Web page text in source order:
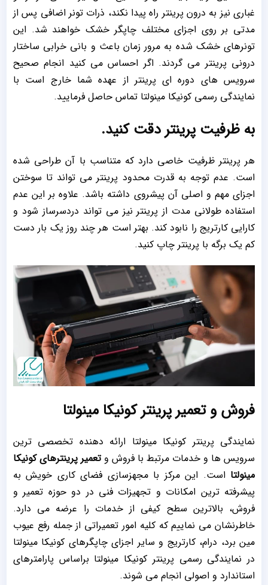
غباری نیز به درون پرینتر راه پیدا نکند، ذرات تونر اضافی پس از
مدتی بر روی اجزای مختلف چاپگر خشک خواهند شد. این
تونرهای خشک شده به مرور زمان باعث و بانی خرابی ساختار
درونی پرینتر می گردند. اگر احساس می کنید انجام صحیح
سرویس های دوره ای پرینتر از عهده شما خارج است با
نمایندگی رسمی کونیکا مینولتا تماس حاصل فرمایید.
به ظرفیت پرینتر دقت کنید.
هر پرینتر ظرفیت خاصی دارد که متناسب با آن طراحی شده
است. عدم توجه به قدرت محدود پرینتر می تواند تا سوختن
اجزای مهم و اصلی آن پیشروی داشته باشد. علاوه بر این عدم
استفاده طولانی مدت از پرینتر نیز می تواند دردسرساز شود و
کارایی کارتریج را نابود کند. بهتر است هر چند روز یک بار دست
کم یک برگه با پرینتر چاپ کنید.
فروش و تعمیر پرینتر کونیکا مینولتا
نمایندگی پرینتر کونیکا مینولتا ارائه‌ دهنده تخصصی ترین
سرویس ها و خدمات مرتبط با فروش وتعمیر پرینترهای کونیکا
مینولتا است. این مرکز با مجهزسازی فضای کاری خویش به
پیشرفته ‌ترین امکانات و تجهیزات فنی در دو حوزه تعمیر و
فروش، بالاترین سطح کیفی از خدمات را عرضه می دارد.
خاطرنشان می نماییم که کلیه امور تعمیراتی از جمله رفع عیوب
مین برد، درام، کارتریج و سایر اجزای چاپگرهای کونیکا مینولتا
در نمایندگی رسمی پرینتر کونیکا مینولتا براساس پارامترهای
استاندارد و اصولی انجام می شوند.